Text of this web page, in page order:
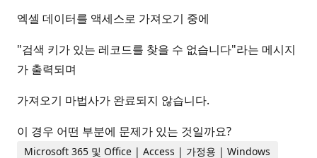
엑셀 데이터를 액세스로 가져오기 중에
"검색 키가 있는 레코드를 찾을 수 없습니다"라는 메시지
가 출력되며
가져오기 마법사가 완료되지 않습니다.
이 경우 어떤 부분에 문제가 있는 것일까요?
Microsoft 365 및 Office | Access | 가정용 | Windows